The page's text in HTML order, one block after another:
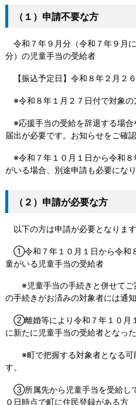
（１）申請不要な方
令和７年９月分（令和７年９月
分）の児童手当の受給者
【振込予定日】令和８年２月２６
※令和８年１月２７日付で対象の
※応援手当の受給を辞退する場合
届出が必要です。お知らせをご確
※令和７年１０月１日から令和
がいる場合、別途申請も必要になり
（２）申請が必要な方
以下の方は申請が必要となります
①令和７年１０月１日から令和
童がいる児童手当の受給者
※児童手当の手続きと併せてご
の手続きがお済みの対象者には通
②離婚等により令和７年１０月
に新たに児童手当の受給者となっ
※町で把握する対象者となる可
す。
③所属先から児童手当を受給し
０日時点で町に住民登録がある方